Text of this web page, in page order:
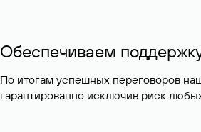
Обеспечиваем
По итогам успешных переговоров
гарантированно исключив риск